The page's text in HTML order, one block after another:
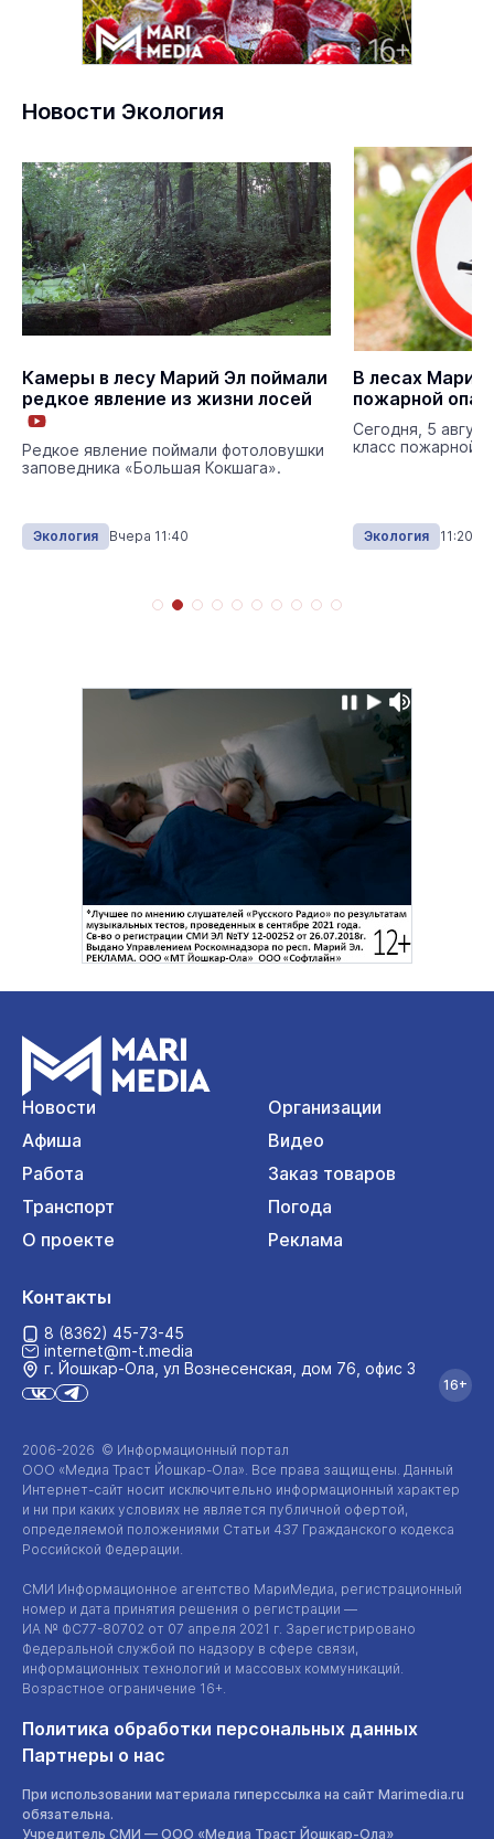
Новости Экология
Камеры в лесу Марий Эл поймали
редкое явление из жизни лосей
Редкое явление поймали фотоловушки
заповедника «Большая Кокшага».
Экология Вчера 11:40
В лесах Марий
пожарной
Сегодня, 5
класс пожарной
Экология 11:20
Новости
Организации
Афиша
Видео
Работа
Заказ товаров
Транспорт
Погода
О проекте
Реклама
2006-2026 © Информационный портал
ООО «Медиа Траст Йошкар-Ола». Все права защищены. Данный
Интернет-сайт носит исключительно информационный характер
и ни при каких условиях не является публичной офертой,
определяемой положениями Статьи 437 Гражданского кодекса
Российской Федерации.
СМИ Информационное агентство МариМедиа, регистрационный
номер и дата принятия решения о регистрации —
ИА № ФС77-80702 от 07 апреля 2021 г. Зарегистрировано
Федеральной службой по надзору в сфере связи,
информационных технологий и массовых коммуникаций.
Возрастное ограничение 16+.
Политика обработки персональных данных
Партнеры о нас
При использовании материала гиперссылка на сайт Marimedia.ru
обязательна.
Учредитель СМИ — ООО «Медиа Траст Йошкар-Ола»
Контакты
8 (8362) 45-73-45
internet@m-t.media
г. Йошкар‑Ола, ул Вознесенская, дом 76, офис 3
16+